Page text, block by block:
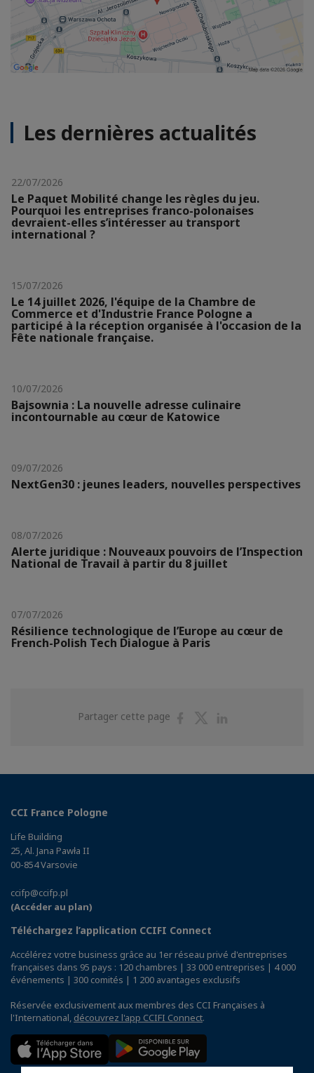
Les dernières actualités
22/07/2026
Le Paquet Mobilité change les règles du jeu.
Pourquoi les entreprises franco-polonaises
devraient-elles s’intéresser au transport
international ?
15/07/2026
Le 14 juillet 2026, l'équipe de la Chambre de
Commerce et d'Industrie France Pologne a
participé à la réception organisée à l'occasion de la
Fête nationale française.
10/07/2026
Bajsownia : La nouvelle adresse culinaire
incontournable au cœur de Katowice
09/07/2026
NextGen30 : jeunes leaders, nouvelles perspectives
08/07/2026
Alerte juridique : Nouveaux pouvoirs de l’Inspection
National de Travail à partir du 8 juillet
07/07/2026
Résilience technologique de l’Europe au cœur de
French-Polish Tech Dialogue à Paris
Partager cette page
PartagerPartager
CCI France Pologne
Life Building
25, Al. Jana Pawła II
00-854 Varsovie
ccifp@ccifp.pl
(Accéder au plan)
Téléchargez l’application CCIFI Connect
Accélérez votre business grâce au 1er réseau privé d'entreprises
françaises dans 95 pays : 120 chambres | 33 000 entreprises | 4 000
événements | 300 comités | 1 200 avantages exclusifs
Réservée exclusivement aux membres des CCI Françaises à
l'International, découvrez l'app CCIFI Connect.